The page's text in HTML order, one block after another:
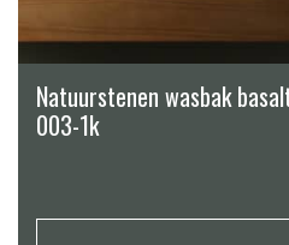
Natuurstenen wasbak
003-1k